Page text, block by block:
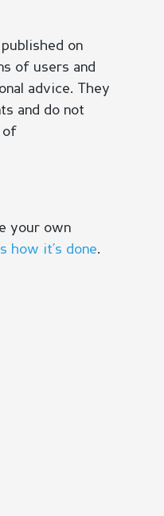
on
of users and
advice. They
and do not
of
your own
how it’s done.